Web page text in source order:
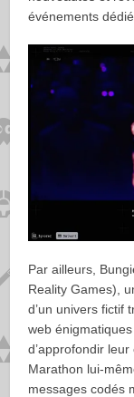
événements
Par ailleurs,
Reality Games),
d’un univers fictif
web
d’approfondir
Marathon lui-
messages codés